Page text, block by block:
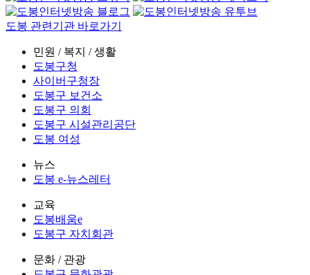
도봉 관련기관 바로가기
민원 / 복지 / 생활
도봉구청
사이버구청장
도봉구 보건소
도봉구 의회
도봉구 시설관리공단
도봉 여성
뉴스
도봉 e-뉴스레터
교육
도봉배움e
도봉구 자치회관
문화 / 관광